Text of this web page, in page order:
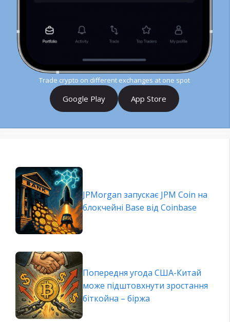
Trade crypto on different exchanges at one spot
Google Play App Store
JPMorgan запускає JPM Coin на
блокчейні Base від Coinbase
Попередня угода США-Китай
може підштовхнути зростання
біткойна – біржа